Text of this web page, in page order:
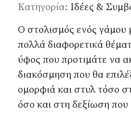
Λεπτομέρειες
Κατηγορία: Ιδέες &
Ο στολισμός ενός γάμου
πολλά διαφορετικά
ύφος που προτιμάτε να
διακόσμηση που θα
ομορφιά και στυλ τόσο
όσο και στη δεξίωση που